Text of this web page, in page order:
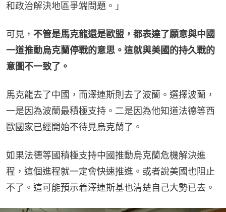
和政治解決地區爭端問題。」
可見， 不管是馬克龍還是歐盟，都表達了願意與中國
一道推動烏克蘭停戰的意思。這就與美國的持久戰的
意圖不一致了。
馬克龍去了中國，而澤連斯則去了波蘭。選擇波蘭，
一是因為波蘭最積極支持。二是因為他知道法德等西
歐國家已經開始不待見烏克蘭了。
如果法德等國積極支持中國推動烏克蘭危機解決進
程，這個進程就一定會快速推進。或者說美國也阻止
不了。這可能預示着澤連斯基也清楚自己大勢已去。